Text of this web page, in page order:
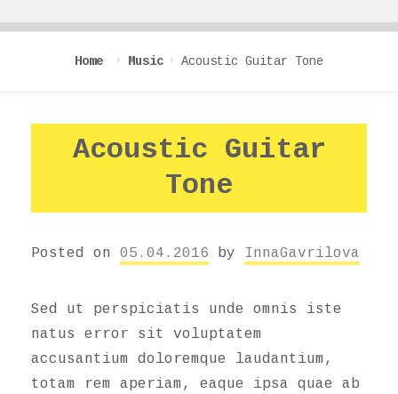
Home Music Acoustic Guitar Tone
Acoustic Guitar
Tone
Posted on 05.04.2016 by InnaGavrilova
Sed ut perspiciatis unde omnis iste
natus error sit voluptatem
accusantium doloremque laudantium,
totam rem aperiam, eaque ipsa quae ab